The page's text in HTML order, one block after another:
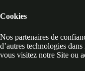
Cookies
Nos partenaires de
d’autres technologies
vous visitez notre Site ou